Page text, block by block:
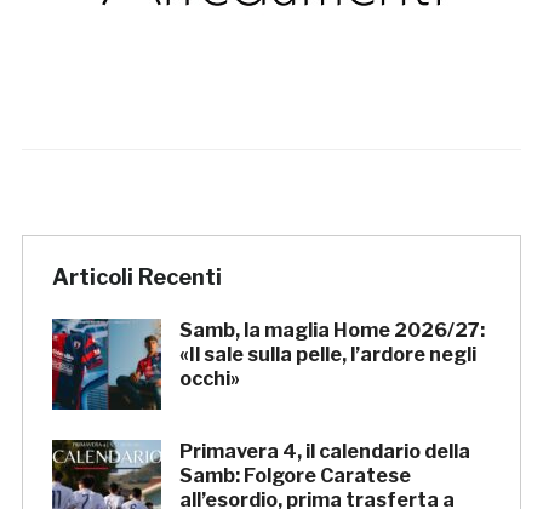
Articoli Recenti
Samb, la maglia Home 2026/27:
«Il sale sulla pelle, l’ardore negli
occhi»
Primavera 4, il calendario della
Samb: Folgore Caratese
all’esordio, prima trasferta a